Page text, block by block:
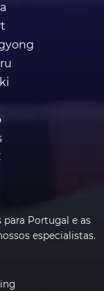
para Portugal e as
especialistas.